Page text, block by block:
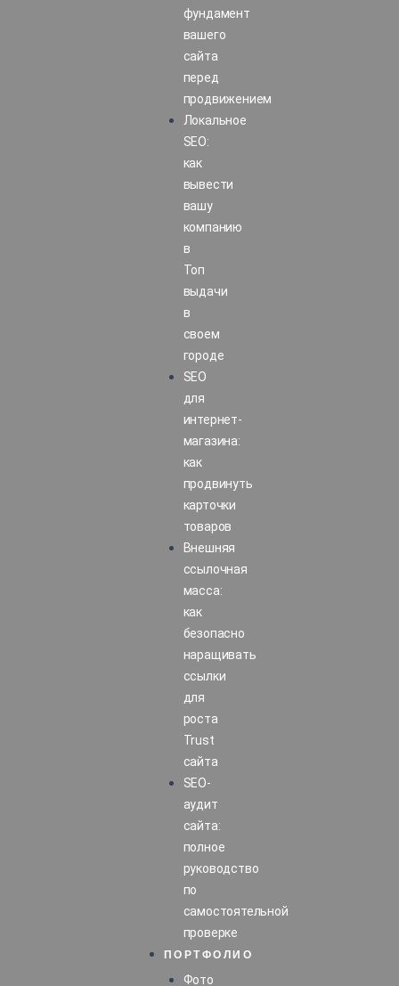
фундамент
вашего
сайта
перед
продвижением
Локальное
SEO:
как
вывести
вашу
компанию
в
Топ
выдачи
в
своем
городе
SEO
для
интернет-
магазина:
как
продвинуть
карточки
товаров
Внешняя
ссылочная
масса:
как
безопасно
наращивать
ссылки
для
роста
Trust
сайта
SEO-
аудит
сайта:
полное
руководство
по
самостоятельной
проверке
ПОРТФОЛИО
Фото